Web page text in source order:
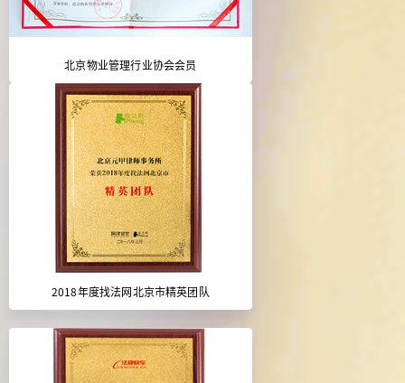
北京物业管理行业协会会员
2018年度找法网北京市精英团队